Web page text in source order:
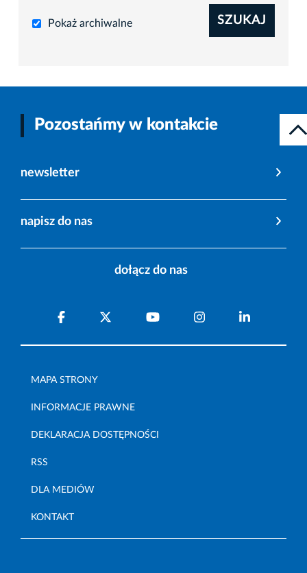
Pokaż archiwalne SZUKAJ
Pozostańmy w kontakcie
newsletter
napisz do nas
dołącz do nas
MAPA STRONY
INFORMACJE PRAWNE
DEKLARACJA DOSTĘPNOŚCI
RSS
DLA MEDIÓW
KONTAKT